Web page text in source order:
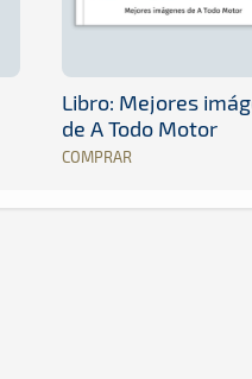
Libro: Mejores
de A Todo Motor
COMPRAR